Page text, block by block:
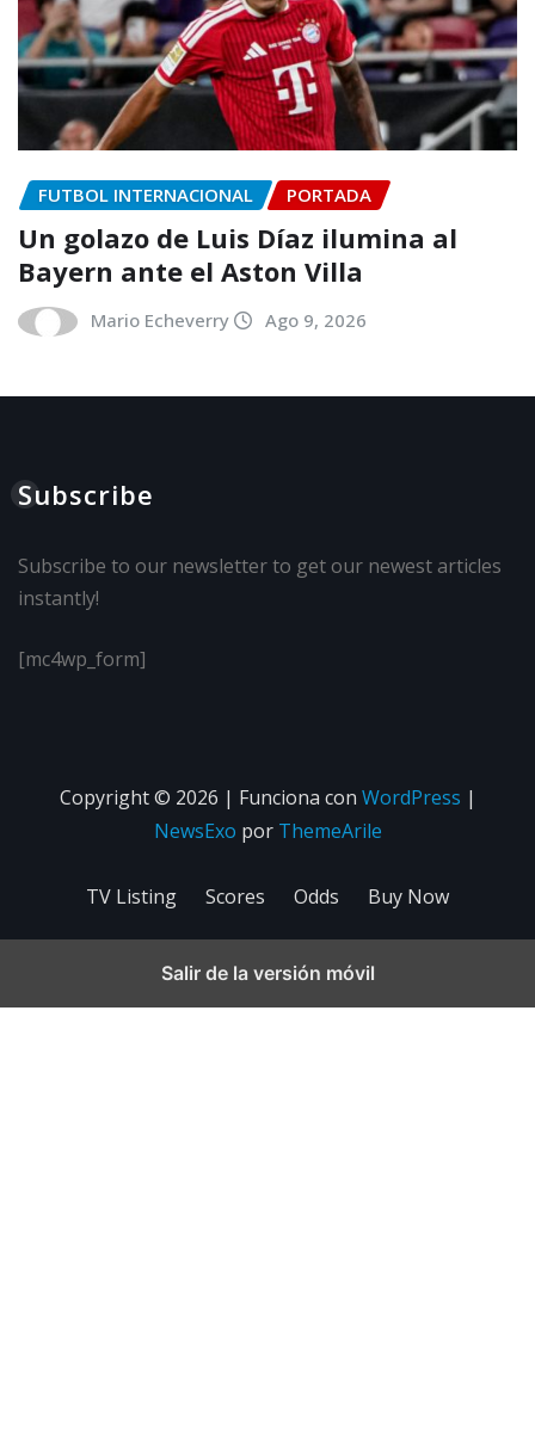
FUTBOL INTERNACIONAL PORTADA
Un golazo de Luis Díaz ilumina al
Bayern ante el Aston Villa
Mario Echeverry Ago 9, 2026
Subscribe
Subscribe to our newsletter to get our newest articles
instantly!
[mc4wp_form]
Copyright © 2026 | Funciona con WordPress |
NewsExo por ThemeArile
TV Listing Scores Odds Buy Now
Salir de la versión móvil